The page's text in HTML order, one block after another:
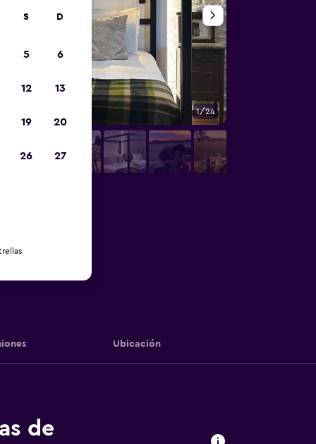
1/24
Ubicación
de
S D
5 6
12 13
19 20
26 27